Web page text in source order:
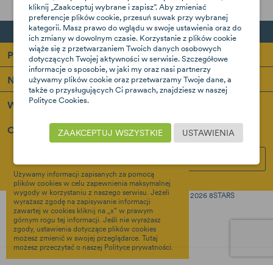
Produkty
Nasza firma
Wsparcie
Obserwuj nas i bądź na bieżąco:
Terms & Policy
Prywatność
Created
by OTREE
Copyright © 2026 8STARS
Używamy informacji zapisanych za pomocą
plików cookies w celu zapewnienia maksymalnej
wygody w korzystaniu z naszego serwisu. Jeżeli
wyrażasz zgodę na zapisywanie informacji
zawartej w cookies kliknij na „x” w prawym
górnym rogu tej informacji. Jeśli nie wyrażasz
zgody, ustawienia dotyczące plików cookies
możesz zmienić w swojej przeglądarce. Tutaj
możesz przeczytać o naszej Polityce prywatności.
kliknij „Zaakceptuj wybrane i zapisz”. Aby zmieniać
preferencje plików cookie, przesuń suwak przy wybranej
kategorii. Masz prawo do wglądu w swoje ustawienia oraz do
ich zmiany w dowolnym czasie. Korzystanie z plików cookie
wiąże się z przetwarzaniem Twoich danych osobowych
dotyczących Twojej aktywności w serwisie. Szczegółowe
informacje o sposobie, w jaki my oraz nasi partnerzy
używamy plików cookie oraz przetwarzamy Twoje dane, a
także o przysługujących Ci prawach, znajdziesz w naszej
Polityce Cookies.
USTAWIENIA
ZAAKCEPTUJ WSZYSTKIE